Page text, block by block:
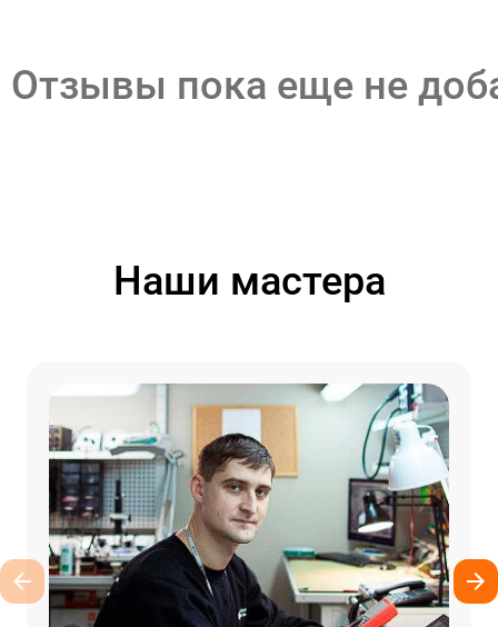
Отзывы пока еще не
Наши мастера